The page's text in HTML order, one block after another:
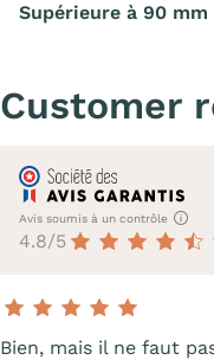
Supérieure à 90 mm
Customer
Avis soumis à un contrôle
4.8/5
Bien, mais il ne faut